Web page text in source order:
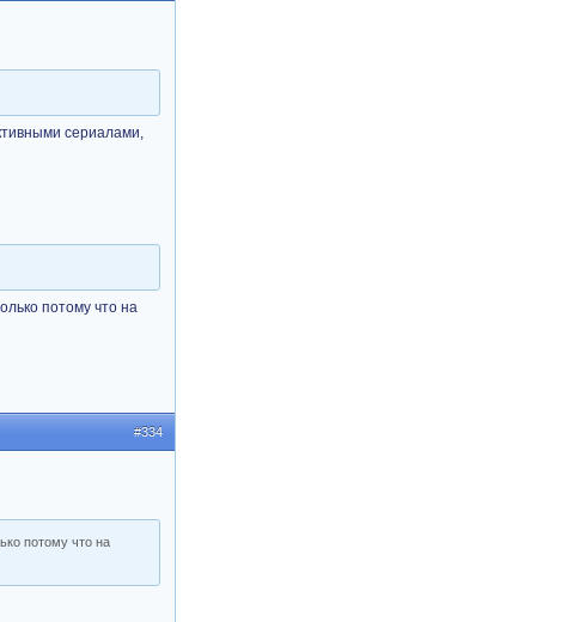
сериалами,
потому что на
#334
потому что на